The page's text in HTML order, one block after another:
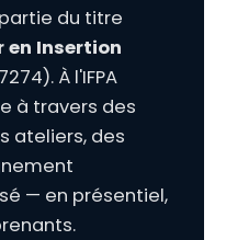
du titre
en Insertion
À l'IFPA
à travers des
ateliers, des
— en présentiel,